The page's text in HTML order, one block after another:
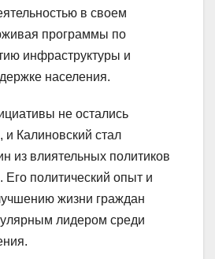
в своем
программы по
инфраструктуры и
населения.
не остались
Калиновский стал
из влиятельных политиков
Его политический опыт и
жизни граждан
лидером среди